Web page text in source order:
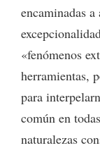
encaminadas
«fenómenos
herramientas,
para
común en
naturalezas